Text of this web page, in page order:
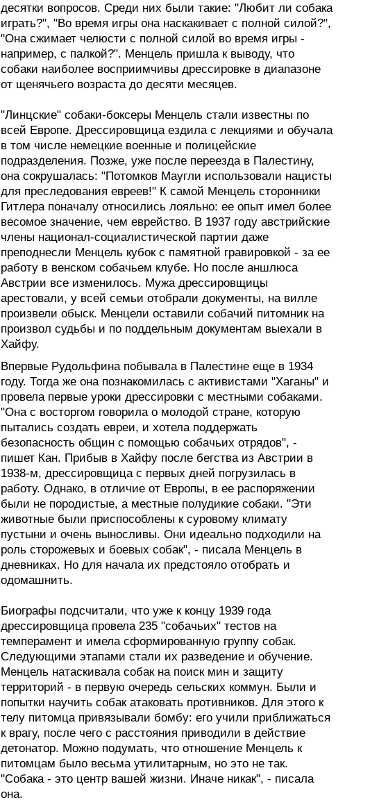
десятки вопросов. Среди них были такие: "Любит ли собака
играть?", "Во время игры она наскакивает с полной силой?",
"Она сжимает челюсти с полной силой во время игры -
например, с палкой?". Менцель пришла к выводу, что
собаки наиболее восприимчивы дрессировке в диапазоне
от щенячьего возраста до десяти месяцев.
"Линцские" собаки-боксеры Менцель стали известны по
всей Европе. Дрессировщица ездила с лекциями и обучала
в том числе немецкие военные и полицейские
подразделения. Позже, уже после переезда в Палестину,
она сокрушалась: "Потомков Маугли использовали нацисты
для преследования евреев!" К самой Менцель сторонники
Гитлера поначалу относились лояльно: ее опыт имел более
весомое значение, чем еврейство. В 1937 году австрийские
члены национал-социалистической партии даже
преподнесли Менцель кубок с памятной гравировкой - за ее
работу в венском собачьем клубе. Но после аншлюса
Австрии все изменилось. Мужа дрессировщицы
арестовали, у всей семьи отобрали документы, на вилле
произвели обыск. Менцели оставили собачий питомник на
произвол судьбы и по поддельным документам выехали в
Хайфу.
Впервые Рудольфина побывала в Палестине еще в 1934
году. Тогда же она познакомилась с активистами "Хаганы" и
провела первые уроки дрессировки с местными собаками.
"Она с восторгом говорила о молодой стране, которую
пытались создать евреи, и хотела поддержать
безопасность общин с помощью собачьих отрядов", -
пишет Кан. Прибыв в Хайфу после бегства из Австрии в
1938-м, дрессировщица с первых дней погрузилась в
работу. Однако, в отличие от Европы, в ее распоряжении
были не породистые, а местные полудикие собаки. "Эти
животные были приспособлены к суровому климату
пустыни и очень выносливы. Они идеально подходили на
роль сторожевых и боевых собак", - писала Менцель в
дневниках. Но для начала их предстояло отобрать и
одомашнить.
Биографы подсчитали, что уже к концу 1939 года
дрессировщица провела 235 "собачьих" тестов на
темперамент и имела сформированную группу собак.
Следующими этапами стали их разведение и обучение.
Менцель натаскивала собак на поиск мин и защиту
территорий - в первую очередь сельских коммун. Были и
попытки научить собак атаковать противников. Для этого к
телу питомца привязывали бомбу: его учили приближаться
к врагу, после чего с расстояния приводили в действие
детонатор. Можно подумать, что отношение Менцель к
питомцам было весьма утилитарным, но это не так.
"Собака - это центр вашей жизни. Иначе никак", - писала
она.